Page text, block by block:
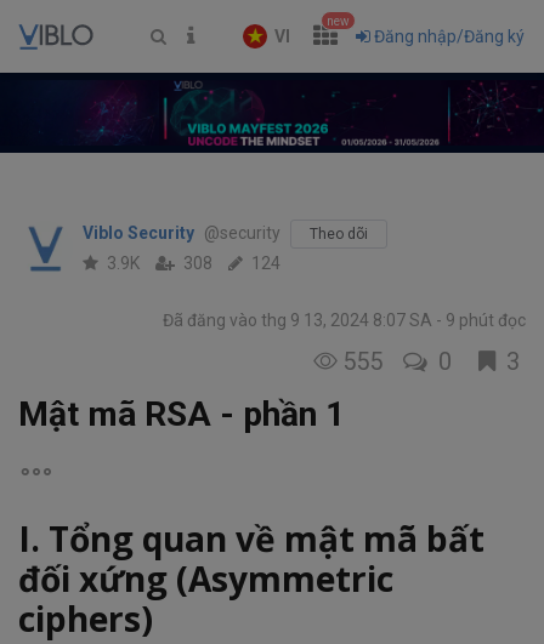
VI
new
Đăng nhập/Đăng ký
Viblo Security @security Theo dõi
3.9K 308 124
Đã đăng vào thg 9 13, 2024 8:07 SA 9 phút đọc
555 0 3
Mật mã RSA - phần 1
I. Tổng quan về mật mã bất
đối xứng (Asymmetric
ciphers)